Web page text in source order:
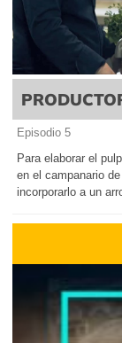
Episodio 5
Para elaborar el
en el campanario
incorporarlo a un